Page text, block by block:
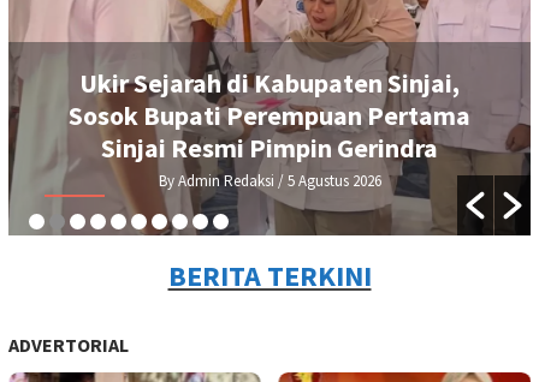
Ratnawati Arif Resmi Pimpin Gerindra
Sinjai, Siap Kawal Program Presiden
Prabowo
By Admin Redaksi / 4 Agustus 2026
BERITA TERKINI
ADVERTORIAL